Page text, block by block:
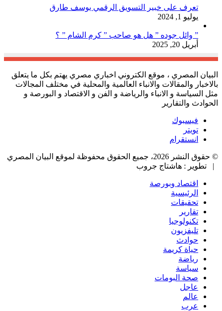
تعرف على خبير التسويق الرقمي يوسف طارق
يوليو 1, 2024
” وائل جوده ” هل هو صاحب ” كرم الشام ” ؟
أبريل 20, 2025
البيان المصري ، موقع الكتروني اخباري مصري يهتم بكل ما يتعلق
بالاخبار والمقالات والانباء العالمية والمحلية في مختلف المجالات
مثل السياسة و الانباء والرياضة و الفن و الاقتصاد و البورصة و
الحوادث والتقارير
فيسبوك
تويتر
انستقرام
© حقوق النشر 2026، جميع الحقوق محفوظة لموقع البيان المصري
| تطوير : هاشتاج جروب
اقتصاد وبورصة
الرئيسية
تحقيقات
تقارير
تكنولوجيا
تليفزيون
حوادث
حياة كريمة
رياضة
سياسة
صحة البومات
عاجل
عالم
عرب